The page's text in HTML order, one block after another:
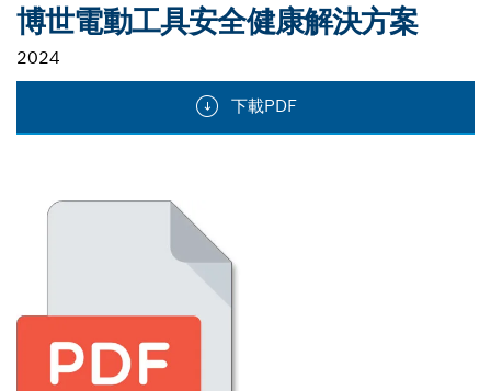
博世電動工具安全健康解決方案
2024
下載PDF